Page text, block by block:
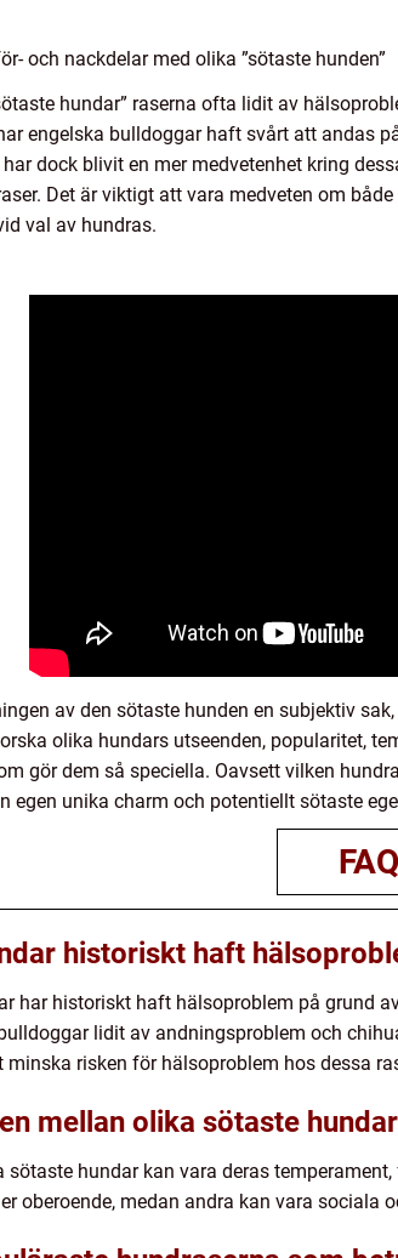
och nackdelar med olika ”sötaste hunden”
hundar” raserna ofta lidit av
engelska bulldoggar haft svårt att andas
dock blivit en mer medvetenhet kring
Det är viktigt att vara medveten om
val av hundras.
av den sötaste hunden en subjektiv
olika hundars utseenden, popularitet,
gör dem så speciella. Oavsett vilken
egen unika charm och potentiellt sötaste
FAQ
historiskt haft
har historiskt haft hälsoproblem på grund
lidit av andningsproblem och
risken för hälsoproblem hos dessa
mellan olika sötaste
hundar kan vara deras
oberoende, medan andra kan vara sociala